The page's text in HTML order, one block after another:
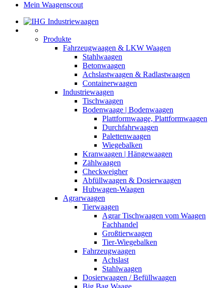
Mein Waagenscout
Produkte
Fahrzeugwaagen & LKW Waagen
Stahlwaagen
Betonwaagen
Achslastwaagen & Radlastwaagen
Containerwaagen
Industriewaagen
Tischwaagen
Bodenwaage | Bodenwaagen
Plattformwaage, Plattformwaagen
Durchfahrwaagen
Palettenwaagen
Wiegebalken
Kranwaagen | Hängewaagen
Zählwaagen
Checkweigher
Abfüllwaagen & Dosierwaagen
Hubwagen-Waagen
Agrarwaagen
Tierwaagen
Agrar Tischwaagen vom Waagen
Fachhandel
Großtierwaagen
Tier-Wiegebalken
Fahrzeugwaagen
Achslast
Stahlwaagen
Dosierwaagen / Befüllwaagen
Big Bag Waage